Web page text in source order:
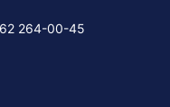
264-00-45